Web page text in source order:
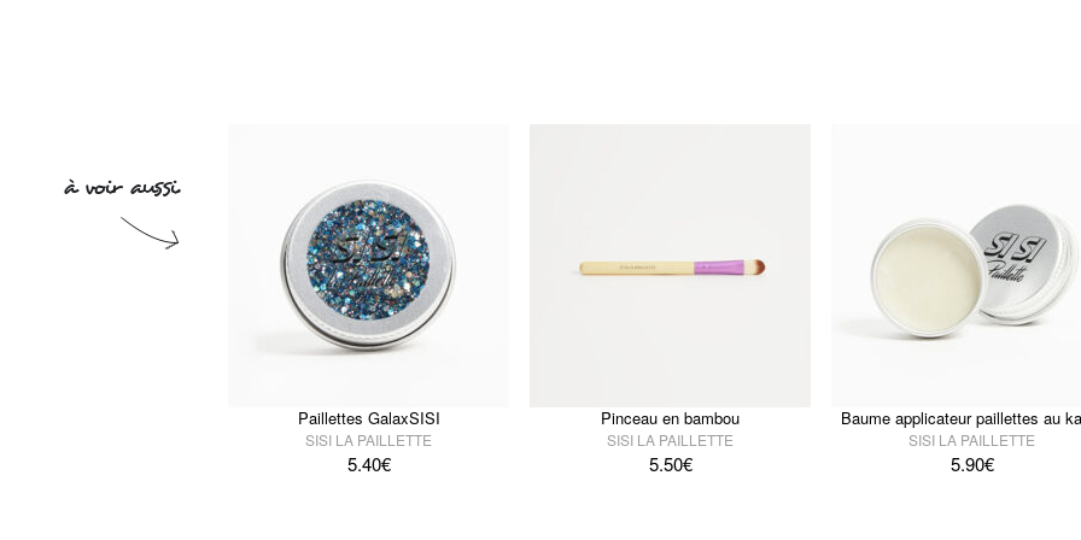
Paillettes GalaxSISI
SISI LA PAILLETTE
5.40€
Pinceau en bambou
SISI LA PAILLETTE
5.50€
Baume applicateur paillettes au
SISI LA PAILLETTE
5.90€